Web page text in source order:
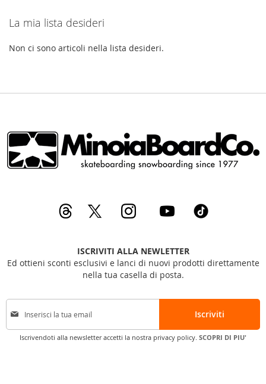
La mia lista desideri
Non ci sono articoli nella lista desideri.
ISCRIVITI ALLA NEWLETTER
Ed ottieni sconti esclusivi e lanci di nuovi prodotti direttamente
nella tua casella di posta.
I
c
Iscriviti
Iscrivendoti alla newsletter accetti la nostra privacy policy. SCOPRI DI PIU'